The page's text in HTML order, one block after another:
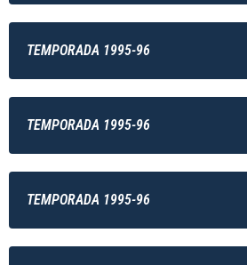
TEMPORADA 1995-96
TEMPORADA 1995-96
TEMPORADA 1995-96